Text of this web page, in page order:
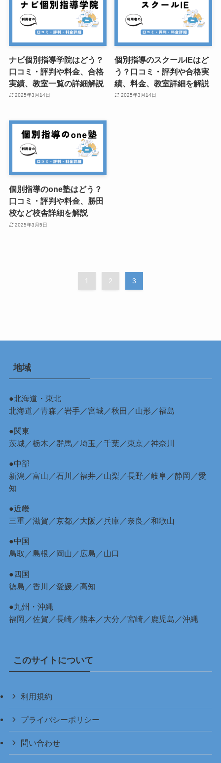
ナビ個別指導学院はどう？
口コミ・評判や料金、合格
実績、教室一覧の詳細解説
2025年3月14日
個別指導のスクールIEはど
う？口コミ・評判や合格実
績、料金、教室詳細を解説
2025年3月14日
個別指導のone塾はどう？
口コミ・評判や料金、勝田
校など校舎詳細を解説
2025年3月5日
1 2 3
地域
●北海道・東北
北海道 ／青森 ／岩手／宮城／秋田 ／山形 ／福島
●関東
茨城／栃木 ／群馬／埼玉 ／千葉／東京／神奈川
●中部
新潟 ／富山 ／石川 ／福井／山梨 ／長野 ／岐阜／静岡 ／愛
知
●近畿
三重 ／滋賀 ／京都／大阪 ／兵庫／奈良 ／和歌山
●中国
鳥取 ／島根 ／ 岡山 ／ 広島 ／山口
●四国
徳島 ／香川 ／愛媛／高知
●九州・沖縄
福岡 ／佐賀 ／長崎／熊本 ／大分 ／宮崎／ 鹿児島 ／沖縄
このサイトについて
利用規約
プライバシーポリシー
問い合わせ